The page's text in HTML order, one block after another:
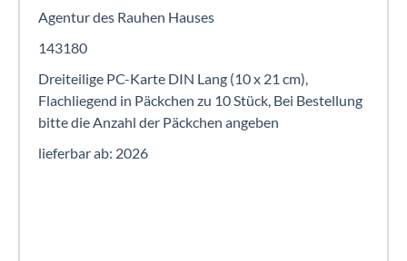
Agentur des Rauhen Hauses
143180
Dreiteilige PC-Karte DIN Lang (10 x 21 cm),
Flachliegend in Päckchen zu 10 Stück, Bei Bestellung
bitte die Anzahl der Päckchen angeben
lieferbar ab: 2026